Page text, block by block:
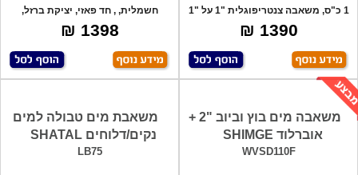
1 כ"ס, משאבה צנטריפוגלית "1 על "1
למים
1390 ₪
חשמלית, , חד פאזי, יציקת ברזל,
מעבר חופש
1398 ₪
משאבה מים בוץ וביוב "2 +
אוברלוד SHIMGE
WVSD110F
משאבת מים טבולה למים
נקים/דלוחים SHATAL
LB75